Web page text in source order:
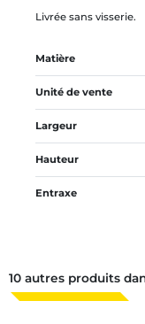
Livrée sans visserie.
Matière
Unité de vente
Largeur
Hauteur
Entraxe
10 autres produits